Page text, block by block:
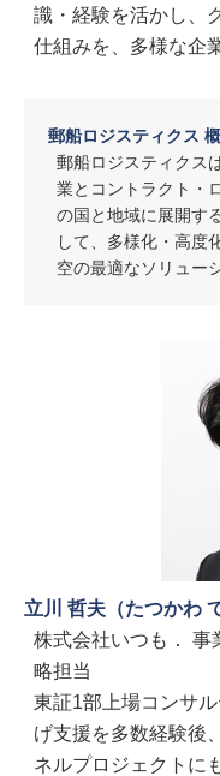
識・経験を活かし、
仕組みを、多様な企
郵船ロジスティクス
郵船ロジスティクス
業とコントラクト・
の国と地域に展開す
して、多様化・高度
空の最適なソリュー
立川 哲夫（たつかわ
株式会社いつも． 事
略担当
東証1部上場コンサ
げ支援を多数経験後
ネルプロジェクトに